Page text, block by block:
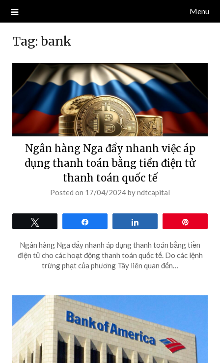
NDT CAPITAL | BLOG TIỀN
ĐIỆN TỬ CRYPTO
Blog về thị trường crypto, tiền điện tử, tiền mã hoá, công nghệ
blockchain.
Menu
Tag: bank
Ngân hàng Nga đẩy nhanh việc áp
dụng thanh toán bằng tiền điện tử
thanh toán quốc tế
Posted on 17/04/2024byndtcapital
Ngân hàng Nga đẩy nhanh áp dụng thanh toán bằng tiền
điện tử cho các hoạt động thanh toán quốc tế. Do các lệnh
trừng phạt của phương Tây liên quan đến…